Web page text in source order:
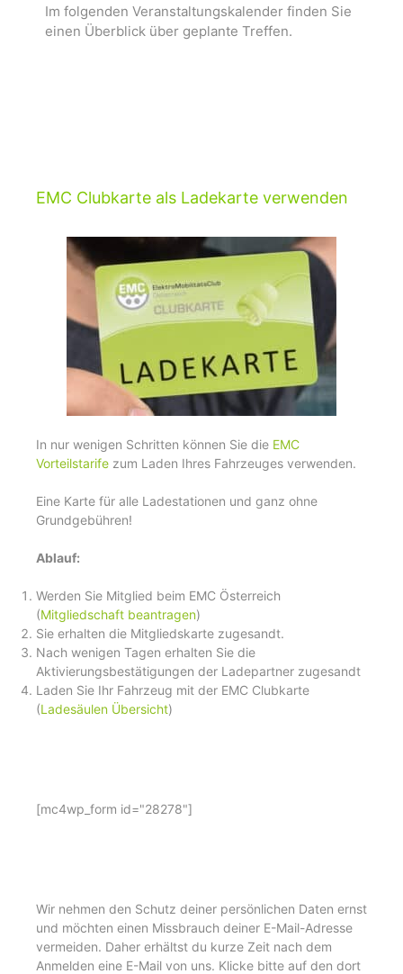
Im folgenden Veranstaltungskalender finden Sie
einen Überblick über geplante Treffen.
EMC Clubkarte als Ladekarte verwenden
In nur wenigen Schritten können Sie die EMC
Vorteilstarife zum Laden Ihres Fahrzeuges verwenden.
Eine Karte für alle Ladestationen und ganz ohne
Grundgebühren!
Ablauf:
Werden Sie Mitglied beim EMC Österreich
(Mitgliedschaft beantragen)
Sie erhalten die Mitgliedskarte zugesandt.
Nach wenigen Tagen erhalten Sie die
Aktivierungsbestätigungen der Ladepartner zugesandt
Laden Sie Ihr Fahrzeug mit der EMC Clubkarte
(Ladesäulen Übersicht)
[mc4wp_form id="28278"]
Wir nehmen den Schutz deiner persönlichen Daten ernst
und möchten einen Missbrauch deiner E-Mail-Adresse
vermeiden. Daher erhältst du kurze Zeit nach dem
Anmelden eine E-Mail von uns. Klicke bitte auf den dort